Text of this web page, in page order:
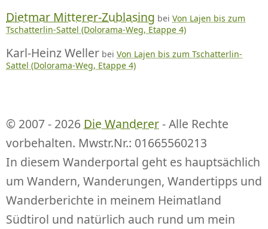
Dietmar Mitterer-Zublasing bei Von Lajen bis zum
Tschatterlin-Sattel (Dolorama-Weg, Etappe 4)
Karl-Heinz Weller bei Von Lajen bis zum Tschatterlin-
Sattel (Dolorama-Weg, Etappe 4)
© 2007 - 2026 Die Wanderer- Alle Rechte
vorbehalten. Mwstr.Nr.: 01665560213
In diesem Wanderportal geht es hauptsächlich
um Wandern, Wanderungen, Wandertipps und
Wanderberichte in meinem Heimatland
Südtirol und natürlich auch rund um mein